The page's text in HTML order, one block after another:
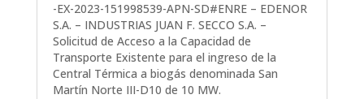
-EX-2023-151998539-APN-SD#ENRE – EDENOR
S.A. – INDUSTRIAS JUAN F. SECCO S.A. –
Solicitud de Acceso a la Capacidad de
Transporte Existente para el ingreso de la
Central Térmica a biogás denominada San
Martín Norte III-D10 de 10 MW.